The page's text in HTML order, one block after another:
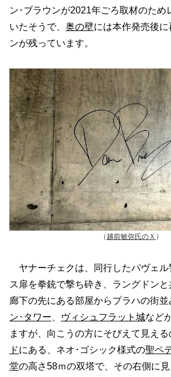
ン･ブラウンが2021年ごろ取材のため
いたそうで、 奥の壁には本作発売後
ンが残っています。
（ 越前敏弥氏のＸ ）
ヤナーチェクは、同行したパヴェル
ス扉を拳銃で撃ち砕き、ラングドンと
廊下の先にある部屋からプラハの街並
ン･タワー
ヴィシュフラット城など
ますが、向こうの方にそびえて見える
ドにある、ネオ･ゴシック様式の聖ペ
堂の高さ58ｍの双塔で、その右側に